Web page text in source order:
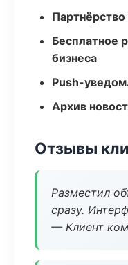
Бесплатное
бизнеса
Push-
Архив
Отзывы
Разместил
сразу.
— Клиент